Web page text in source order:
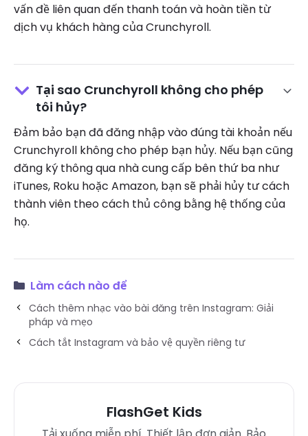
vấn đề liên quan đến thanh toán và hoàn tiền từ
dịch vụ khách hàng của Crunchyroll.
Tại sao Crunchyroll không cho phép
tôi hủy?
Đảm bảo bạn đã đăng nhập vào đúng tài khoản nếu
Crunchyroll không cho phép bạn hủy. Nếu bạn cũng
đăng ký thông qua nhà cung cấp bên thứ ba như
iTunes, Roku hoặc Amazon, bạn sẽ phải hủy tư cách
thành viên theo cách thủ công bằng hệ thống của
họ.
Làm cách nào để
Cách thêm nhạc vào bài đăng trên Instagram: Giải
pháp và mẹo
Cách tắt Instagram và bảo vệ quyền riêng tư
FlashGet Kids